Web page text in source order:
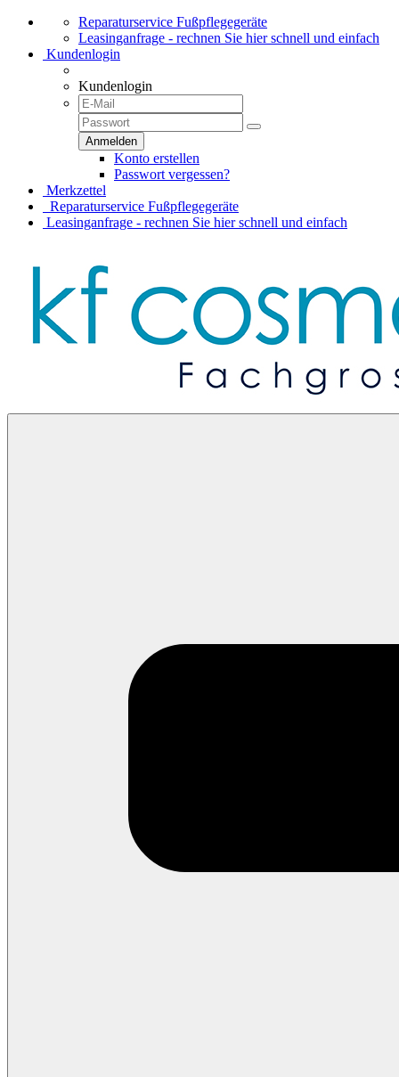
Reparaturservice Fußpflegegeräte
Leasinganfrage - rechnen Sie hier schnell und einfach
Kundenlogin
Kundenlogin
Konto erstellen
Passwort vergessen?
Merkzettel
Reparaturservice Fußpflegegeräte
Leasinganfrage - rechnen Sie hier schnell und einfach